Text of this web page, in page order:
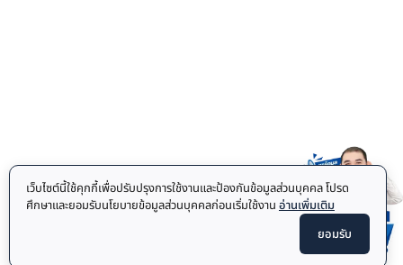
เว็บไซต์นี้ใช้คุกกี้เพื่อปรับปรุงการใช้งานและป้องกันข้อมูลส่วนบุคคล โปรด
ศึกษาและยอมรับนโยบายข้อมูลส่วนบุคคลก่อนเริ่มใช้งาน อ่านเพิ่มเติม
ยอมรับ